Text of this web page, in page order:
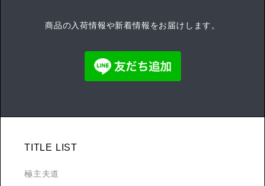
商品の入荷情報や新着情報をお届けします。
TITLE LIST
極主夫道